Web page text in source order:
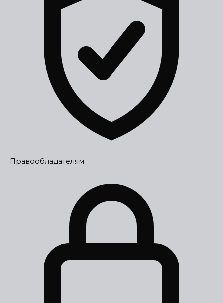
Правообладателям